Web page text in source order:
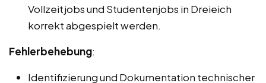
Vollzeitjobs und Studentenjobs in Dreieich
korrekt abgespielt werden.
Fehlerbehebung:
Identifizierung und Dokumentation technischer